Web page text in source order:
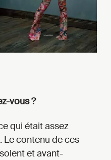
vous ?
qui était assez
Le contenu de ces
et avant-